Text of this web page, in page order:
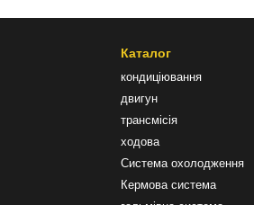
Каталог
кондиціювання
двигун
трансмісія
ходова
Система охолодження
Кермова система